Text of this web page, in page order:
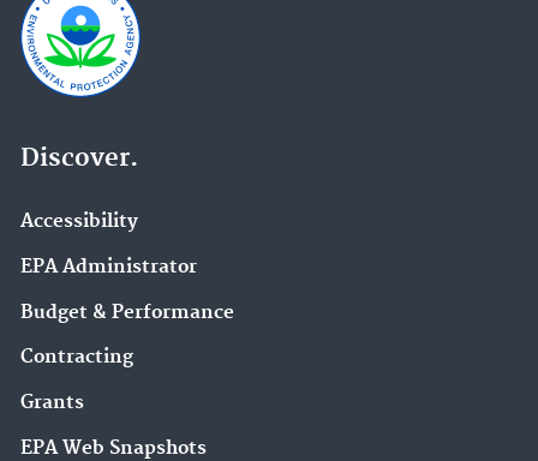
Discover.
Accessibility
EPA Administrator
Budget & Performance
Contracting
Grants
EPA Web Snapshots